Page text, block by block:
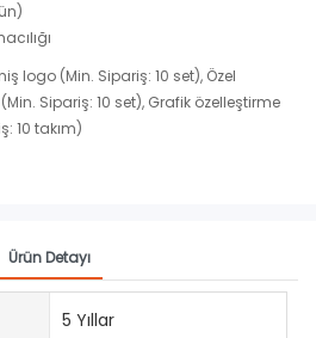
logo (Min. Sipariş: 10 set), Özel
Sipariş: 10 set), Grafik özelleştirme
10 takım)
Ürün Detayı
5 Yıllar